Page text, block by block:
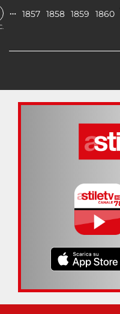
… 1857 1858 1859 1860